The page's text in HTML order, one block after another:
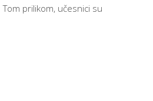
prilikom, učesnici su